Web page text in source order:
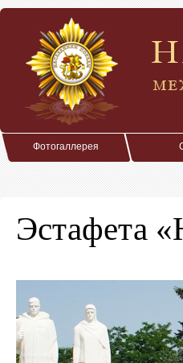
Фотогаллерея
Эстафета